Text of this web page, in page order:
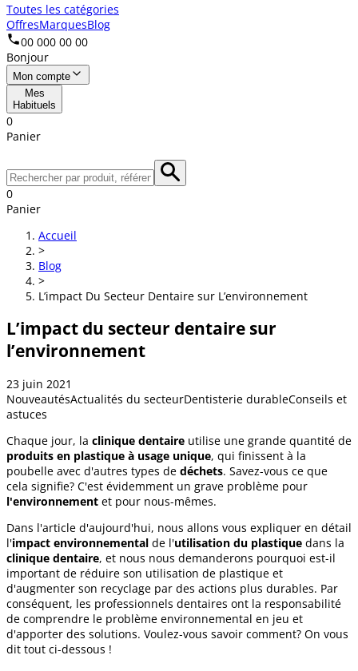
Toutes les catégories
OffresMarquesBlog
00 000 00 00
Bonjour
Mon compte
Mes
Habituels
0
Panier
0
Panier
Accueil
>
Blog
>
L’impact Du Secteur Dentaire sur L’environnement
L’impact du secteur dentaire sur
l’environnement
23 juin 2021
NouveautésActualités du secteurDentisterie durableConseils et
astuces
Chaque jour, la clinique dentaire utilise une grande quantité de
produits en plastique à usage unique, qui finissent à la
poubelle avec d'autres types de déchets. Savez-vous ce que
cela signifie? C'est évidemment un grave problème pour
l'environnement et pour nous-mêmes.
Dans l'article d'aujourd'hui, nous allons vous expliquer en détail
l'impact environnemental de l'utilisation du plastique dans la
clinique dentaire, et nous nous demanderons pourquoi est-il
important de réduire son utilisation de plastique et
d'augmenter son recyclage par des actions plus durables. Par
conséquent, les professionnels dentaires ont la responsabilité
de comprendre le problème environnemental en jeu et
d'apporter des solutions. Voulez-vous savoir comment? On vous
dit tout ci-dessous !